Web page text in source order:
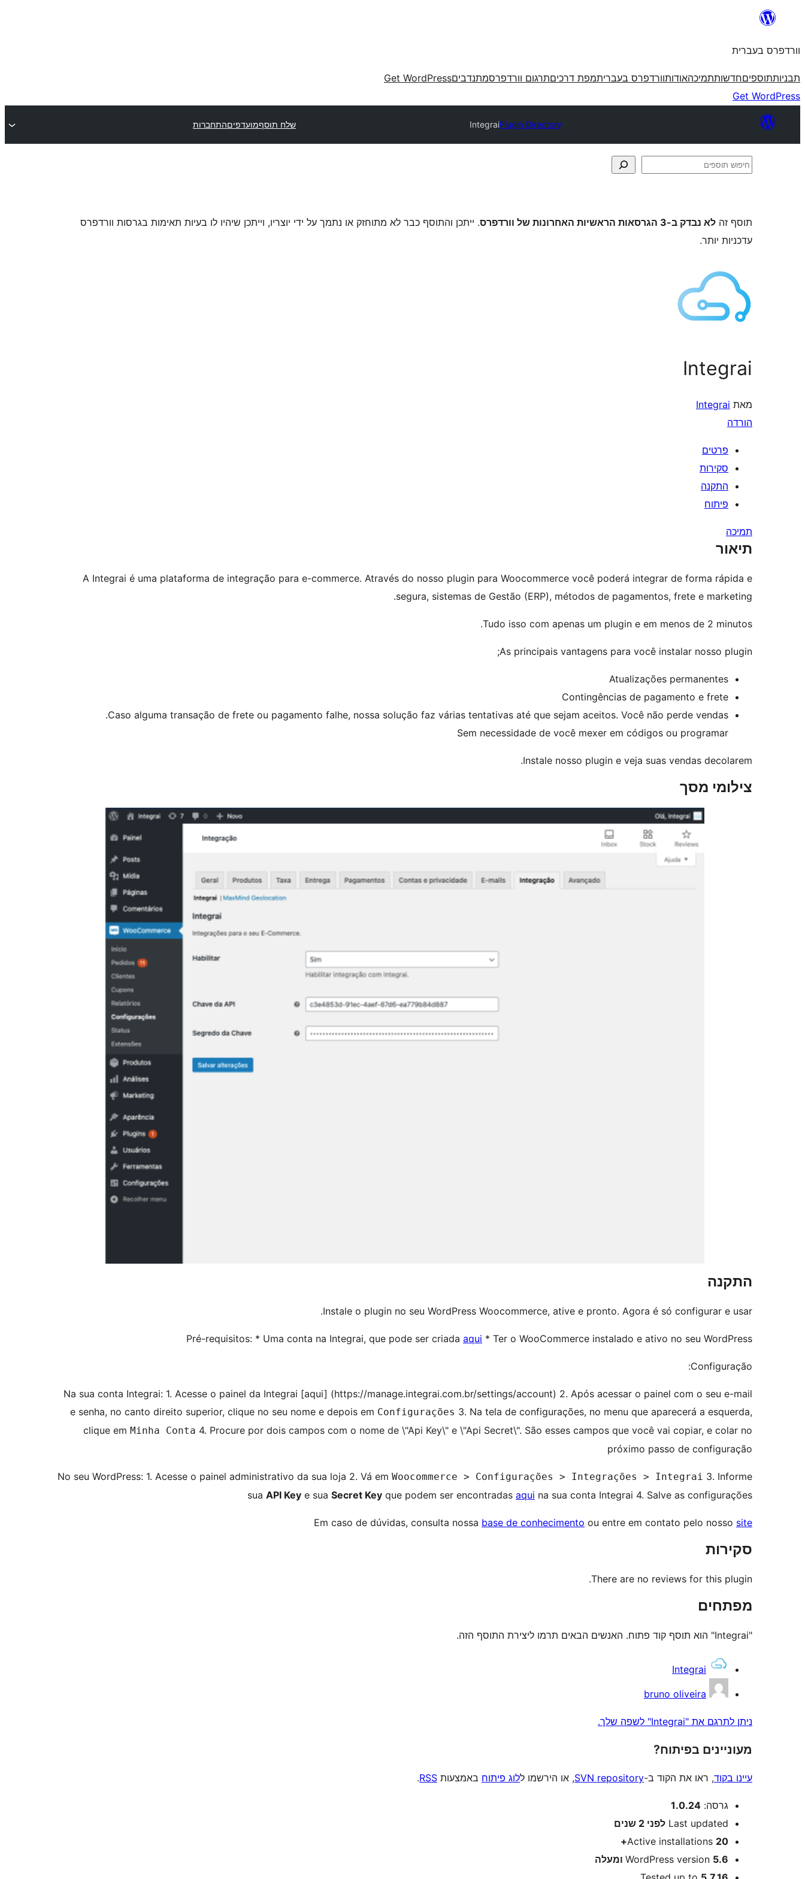
וורדפרס בעברית
תבניותתוספיםחדשותתמיכהאודותוורדפרס בעבריתמפת דרכיםתרגום וורדפרסמתנדביםGet WordPress
Get WordPress
Plugin Directory
Integrai שלח תוסףמועדפיםהתחברות
חיפוש
תוסף זה לא נבדק ב-3 הגרסאות הראשיות האחרונות של וורדפרס
. ייתכן והתוסף כבר לא מתוחזק או נתמך על ידי יוצריו, וייתכן שיהיו לו בעיות תאימות בגרסות וורדפרס
עדכניות יותר.
Integrai
מאת Integrai
הורדה
פרטים
סקירות
התקנה
פיתוח
תמיכה
תיאור
A Integrai é uma plataforma de integração para e-commerce. Através do nosso plugin para Woocommerce você poderá integrar de forma rápida e
segura, sistemas de Gestão (ERP), métodos de pagamentos, frete e marketing.
Tudo isso com apenas um plugin e em menos de 2 minutos.
As principais vantagens para você instalar nosso plugin;
Atualizações permanentes
Contingências de pagamento e frete
Caso alguma transação de frete ou pagamento falhe, nossa solução faz várias tentativas até que sejam aceitos. Você não perde vendas.
Sem necessidade de você mexer em códigos ou programar
Instale nosso plugin e veja suas vendas decolarem.
צילומי מסך
התקנה
Instale o plugin no seu WordPress Woocommerce, ative e pronto. Agora é só configurar e usar.
Pré-requisitos: * Uma conta na Integrai, que pode ser criada aqui * Ter o WooCommerce instalado e ativo no seu WordPress
Configuração:
Na sua conta Integrai: 1. Acesse o painel da Integrai [aqui] (https://manage.integrai.com.br/settings/account) 2. Após acessar o painel com o seu e-mail
e senha, no canto direito superior, clique no seu nome e depois em Configurações 3. Na tela de configurações, no menu que aparecerá a esquerda,
clique em Minha Conta 4. Procure por dois campos com o nome de \"Api Key\" e \"Api Secret\". São esses campos que você vai copiar, e colar no
próximo passo de configuração
No seu WordPress: 1. Acesse o painel administrativo da sua loja 2. Vá em Woocommerce > Configurações > Integrações > Integrai 3. Informe
sua API Key e sua Secret Key que podem ser encontradas aqui na sua conta Integrai 4. Salve as configurações
Em caso de dúvidas, consulta nossa base de conhecimento ou entre em contato pelo nosso site
סקירות
There are no reviews for this plugin.
מפתחים
"Integrai" הוא תוסף קוד פתוח. האנשים הבאים תרמו ליצירת התוסף הזה.
תורמים
Integrai
bruno oliveira
ניתן לתרגם את "Integrai" לשפה שלך.
מעוניינים בפיתוח?
עיינו בקוד, ראו את הקוד ב-SVN repository, או הירשמו ללוג פיתוח באמצעות RSS
.
מטאגרסה: 1.0.24
Last updated לפני 2 שנים
Active installations 20+
WordPress version 5.6 ומעלה